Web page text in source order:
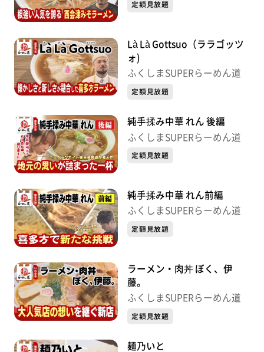
定額見放題
Là Là Gottsuo（ララゴッツ
ォ)
ふくしまSUPERらーめん道
定額見放題
純手揉み中華 れん 後編
ふくしまSUPERらーめん道
定額見放題
純手揉み中華 れん前編
ふくしまSUPERらーめん道
定額見放題
ラーメン・肉丼 ぼく、伊
藤。
ふくしまSUPERらーめん道
定額見放題
麺乃いと